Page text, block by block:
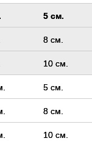
5 см.
8 см.
10 см.
5 см.
8 см.
10 см.